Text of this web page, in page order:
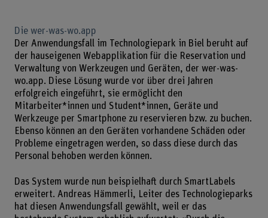
Die wer-was-wo.app
Der Anwendungsfall im Technologiepark in Biel beruht auf
der hauseigenen Webapplikation für die Reservation und
Verwaltung von Werkzeugen und Geräten, der wer-was-
wo.app. Diese Lösung wurde vor über drei Jahren
erfolgreich eingeführt, sie ermöglicht den
Mitarbeiter*innen und Student*innen, Geräte und
Werkzeuge per Smartphone zu reservieren bzw. zu buchen.
Ebenso können an den Geräten vorhandene Schäden oder
Probleme eingetragen werden, so dass diese durch das
Personal behoben werden können.
Das System wurde nun beispielhaft durch SmartLabels
erweitert. Andreas Hämmerli, Leiter des Technologieparks
hat diesen Anwendungsfall gewählt, weil er das